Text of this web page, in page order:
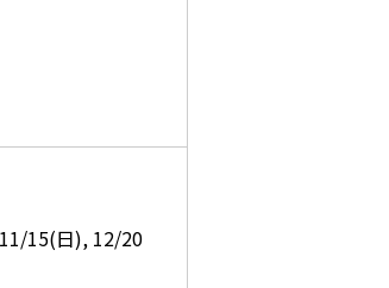
15(日), 12/20